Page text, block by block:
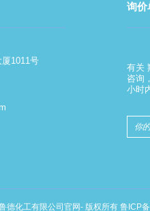
1011号
询价
有关
咨询
小时
德化工有限公司官网- 版权所有 鲁ICP